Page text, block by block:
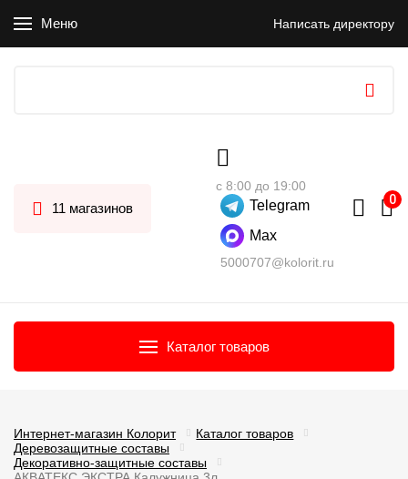
Меню Написать директору
11 магазинов
с 8:00 до 19:00
Telegram
Max
5000707@kolorit.ru
Каталог товаров
Интернет-магазин Колорит
Каталог товаров
Деревозащитные составы
Декоративно-защитные составы